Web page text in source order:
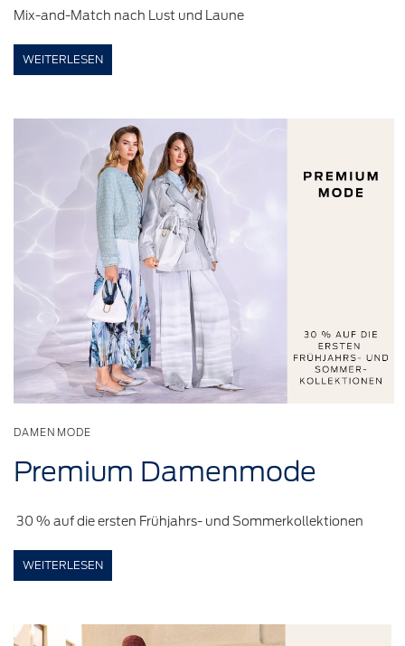
Mix-and-Match nach Lust und Laune
WEITERLESEN
DAMENMODE
Premium Damenmode
30 % auf die ersten Frühjahrs- und Sommerkollektionen
WEITERLESEN